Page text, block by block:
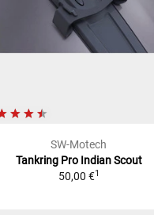
SW-Motech
Tankring Pro Indian Scout
50,00 €1